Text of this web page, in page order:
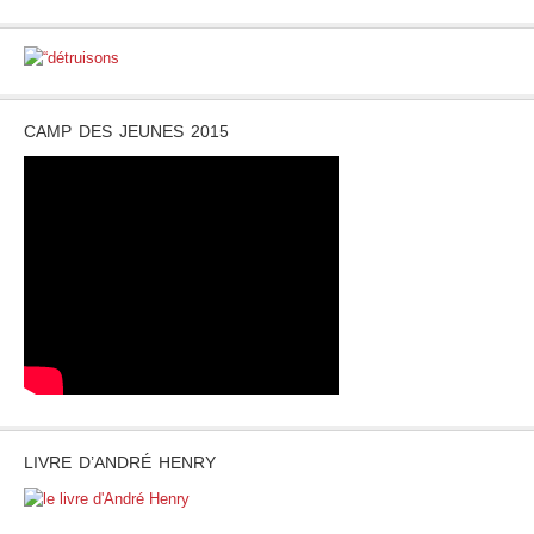
CAMP DES JEUNES 2015
LIVRE D’ANDRÉ HENRY